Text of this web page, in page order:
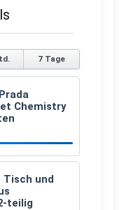
7 Tage
Chemistry
Tisch und
teilig